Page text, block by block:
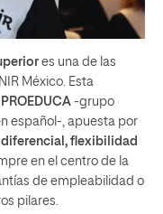
es una de las
México. Esta
PROEDUCA -grupo
español-, apuesta por
flexibilidad
en el centro de la
de empleabilidad o
pilares.